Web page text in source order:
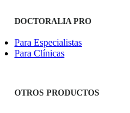
DOCTORALIA PRO
Para Especialistas
Para Clínicas
OTROS PRODUCTOS